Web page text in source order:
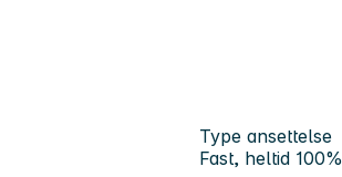
Type ansettelse
Fast, heltid 100%